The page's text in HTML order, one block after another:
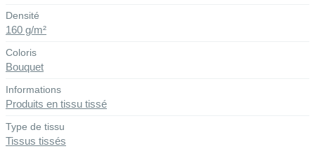
Densité
160 g/m²
Coloris
Bouquet
Informations
Produits en tissu tissé
Type de tissu
Tissus tissés